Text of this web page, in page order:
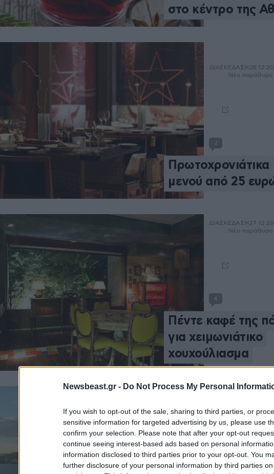
Newsbeast.gr - Do Not Process My Personal
If you wish to opt-out of the sale, sharing to third parties, or
sensitive information for targeted advertising by us, please use
confirm your selection. Please note that after your opt-out
continue seeing interest-based ads based on personal
information disclosed to third parties prior to your opt-out. You
further disclosure of your personal information by third parties on
στο κέντρο της
ΔΙΑΣΚΕΔΑΣΗ
2
Νέο παράθυρο
Πρωτοχρονιάτικα
μενού από 25
ΔΙΑΣΚΕΔΑΣΗ
4
Νέο παράθυρο
Πέντε καφέ της
για χειμωνιάτικο
χουχούλιασμα